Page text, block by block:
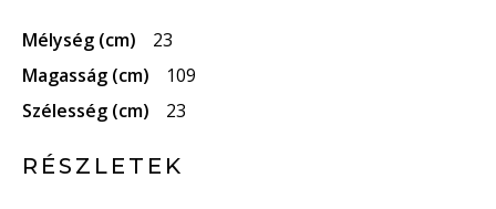
Mélység (cm)
23
Magasság (cm)
109
Szélesség (cm)
23
RÉSZLETEK